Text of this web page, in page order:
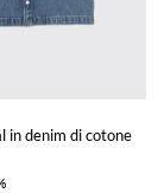
in denim di cotone